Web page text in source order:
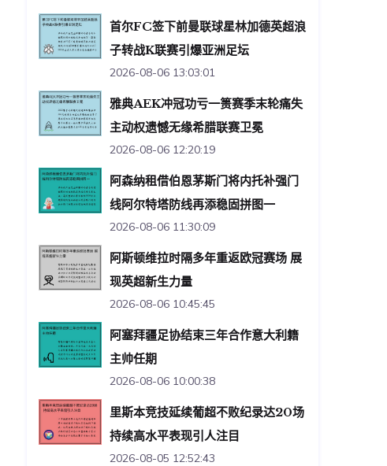
首尔FC签下前曼联球星林加德英超浪
子转战K联赛引爆亚洲足坛
2026-08-06 13:03:01
雅典AEK冲冠功亏一篑赛季末轮痛失
主动权遗憾无缘希腊联赛卫冕
2026-08-06 12:20:19
阿森纳租借伯恩茅斯门将内托补强门
线阿尔特塔防线再添稳固拼图一
2026-08-06 11:30:09
阿斯顿维拉时隔多年重返欧冠赛场 展
现英超新生力量
2026-08-06 10:45:45
阿塞拜疆足协结束三年合作意大利籍
主帅任期
2026-08-06 10:00:38
里斯本竞技延续葡超不败纪录达20场
持续高水平表现引人注目
2026-08-05 12:52:43